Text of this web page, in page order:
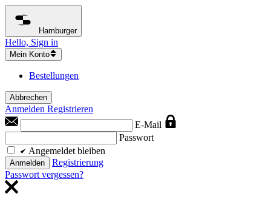
Hamburger
Hello, Sign in
Mein Konto
Bestellungen
Abbrechen
Anmelden Registrieren
E-Mail
Passwort
Angemeldet bleiben
Anmelden
Registrierung
Passwort vergessen?